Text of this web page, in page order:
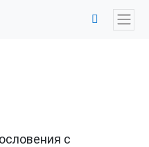
с